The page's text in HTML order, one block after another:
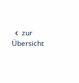
zur
Übersicht